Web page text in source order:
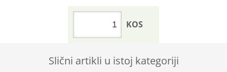
KOS
Slični artikli u istoj kategoriji